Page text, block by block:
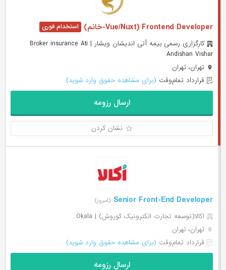
Frontend Developer (Vue/Nuxt-خانم)
کارگزاری رسمی بیمه آتی اندیشان ویشار | Broker insurance Ati
Andishan Vishar
تهران، تهران
قرارداد تمام‌وقت (برای مشاهده حقوق وارد شوید)
ارسال رزومه
نشان کردن
Senior Front-End Developer (امروز)
اکالا(توسعه تجارت الکترونیک کوروش) | Okala
تهران، تهران
قرارداد تمام‌وقت (برای مشاهده حقوق وارد شوید)
ارسال رزومه